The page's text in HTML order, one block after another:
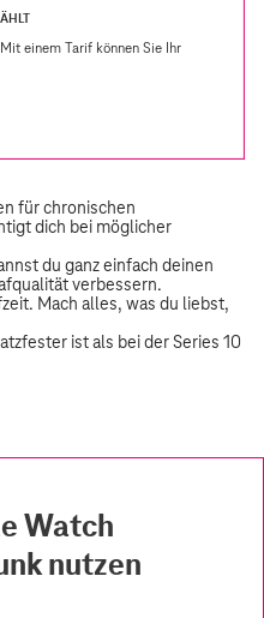
einem Tarif können Sie Ihr